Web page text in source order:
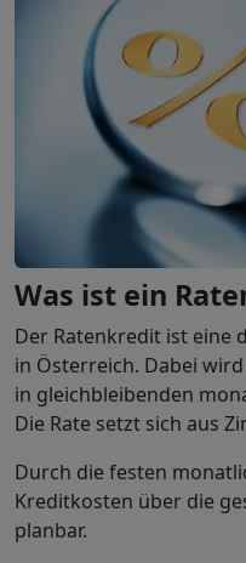
Was ist ein
Der Ratenkredit ist eine
in Österreich. Dabei
in gleichbleibenden
Die Rate setzt sich aus
Durch die festen
Kreditkosten über die
planbar.